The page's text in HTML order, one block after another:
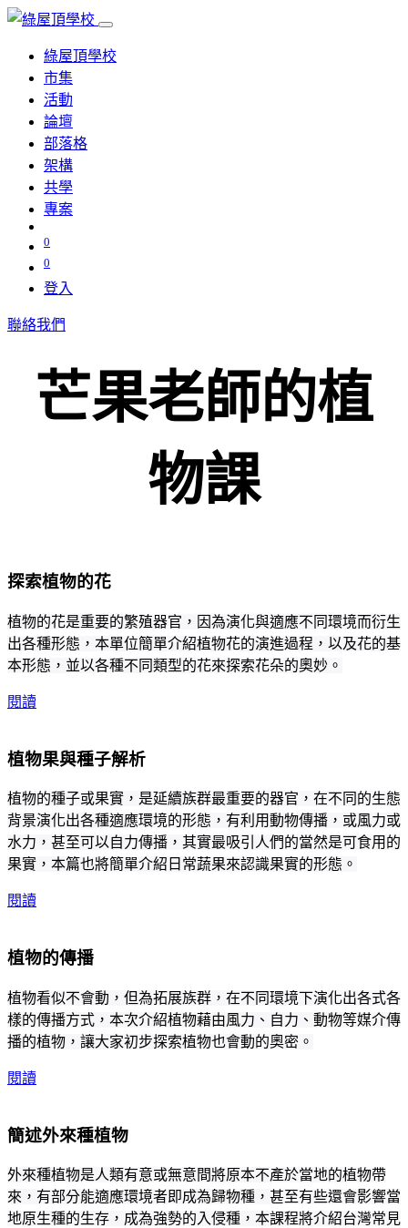
綠屋頂學校
市集
活動
論壇
部落格
架構
共學
專案
0
0
登入
聯絡我們
芒果老師的植
物課
探索植物的花
植物的花是重要的繁殖器官，因為演化與適應不同環境而衍生
出各種形態，本單位簡單介紹植物花的演進過程，以及花的基
本形態，並以各種不同類型的花來探索花朵的奧妙。
閱讀
植物果與種子解析
植物的種子或果實，是延續族群最重要的器官，在不同的生態
背景演化出各種適應環境的形態，有利用動物傳播，或風力或
水力，甚至可以自力傳播，其實最吸引人們的當然是可食用的
果實，本篇也將簡單介紹日常蔬果來認識果實的形態。
閱讀
植物的傳播
植物看似不會動，但為拓展族群，在不同環境下演化出各式各
樣的傳播方式，本次介紹植物藉由風力、自力、動物等媒介傳
播的植物，讓大家初步探索植物也會動的奧密。
閱讀
簡述外來種植物
外來種植物是人類有意或無意間將原本不產於當地的植物帶
來，有部分能適應環境者即成為歸物種，甚至有些還會影響當
地原生種的生存，成為強勢的入侵種，本課程將介紹台灣常見